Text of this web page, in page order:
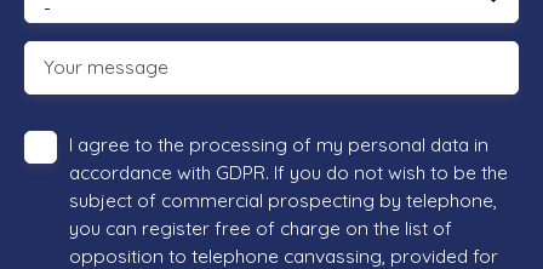
-
Your message
I agree to the processing of my personal data in
accordance with GDPR. If you do not wish to be the
subject of commercial prospecting by telephone,
you can register free of charge on the list of
opposition to telephone canvassing, provided for